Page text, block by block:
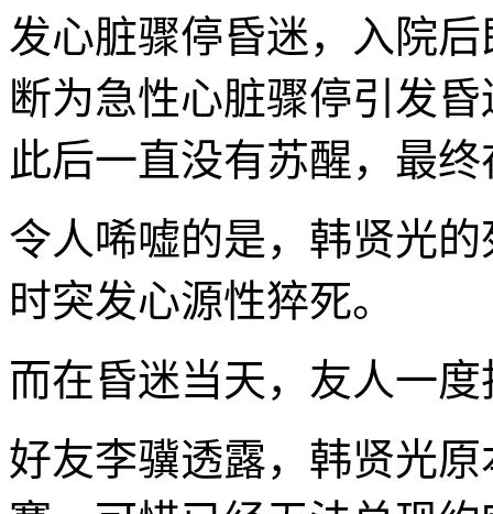
发心脏骤停昏迷，入院
断为急性心脏骤停引发
此后一直没有苏醒，最
令人唏嘘的是，韩贤光
时突发心源性猝死。
而在昏迷当天，友人一
好友李骥透露，韩贤光